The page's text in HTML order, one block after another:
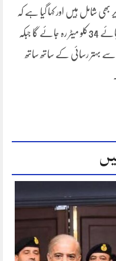
بھی شامل ہیں اور کہا گیا ہے کہ
متبادل تجویز پر عمل کرنے سے فاصلہ 58کی بجائے 34کلو میٹر رہ جائے گا جبکہ
سے بہتر رسائی کے ساتھ ساتھ